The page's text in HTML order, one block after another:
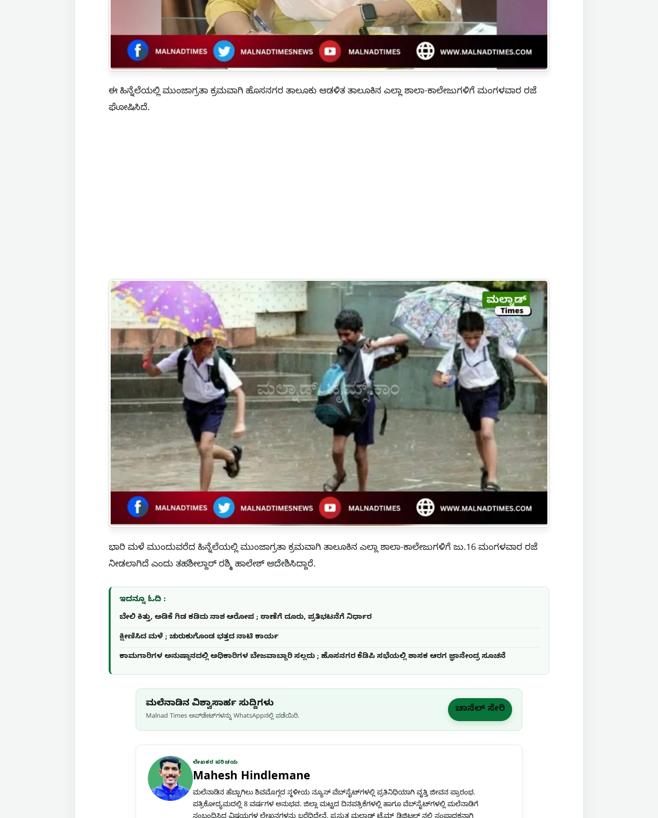
ಈ ಹಿನ್ನೆಲೆಯಲ್ಲಿ ಮುಂಜಾಗ್ರತಾ ಕ್ರಮವಾಗಿ ಹೊಸನಗರ ತಾಲೂಕು ಆಡಳಿತ ತಾಲೂಕಿನ ಎಲ್ಲಾ ಶಾಲಾ-ಕಾಲೇಜುಗಳಿಗೆ ಮಂಗಳವಾರ ರಜೆ
ಘೋಷಿಸಿದೆ.
ಭಾರಿ ಮಳೆ ಮುಂದುವರೆದ ಹಿನ್ನೆಲೆಯಲ್ಲಿ ಮುಂಜಾಗ್ರತಾ ಕ್ರಮವಾಗಿ ತಾಲೂಕಿನ ಎಲ್ಲಾ ಶಾಲಾ-ಕಾಲೇಜುಗಳಿಗೆ ಜು.16 ಮಂಗಳವಾರ ರಜೆ
ನೀಡಲಾಗಿದೆ ಎಂದು ತಹಶೀಲ್ದಾರ್‌ ರಶ್ಮಿ ಹಾಲೇಶ್ ಆದೇಶಿಸಿದ್ದಾರೆ.
ಇದನ್ನೂ ಓದಿ :
ಬೇಲಿ ಕಿತ್ತು, ಅಡಿಕೆ ಗಿಡ ಕಡಿದು ನಾಶ ಆರೋಪ ; ಠಾಣೆಗೆ ದೂರು, ಪ್ರತಿಭಟನೆಗೆ ನಿರ್ಧಾರ
ಕ್ಷೀಣಿಸಿದ ಮಳೆ ; ಚುರುಕುಗೊಂಡ ಭತ್ತದ ನಾಟಿ ಕಾರ್ಯ
ಕಾಮಗಾರಿಗಳ ಅನುಷ್ಠಾನದಲ್ಲಿ ಅಧಿಕಾರಿಗಳ ಬೇಜವಾಬ್ದಾರಿ ಸಲ್ಲದು ; ಹೊಸನಗರ ಕೆಡಿಪಿ ಸಭೆಯಲ್ಲಿ ಶಾಸಕ ಆರಗ ಜ್ಞಾನೇಂದ್ರ ಸೂಚನೆ
ಮಲೆನಾಡಿನ ವಿಶ್ವಾಸಾರ್ಹ ಸುದ್ದಿಗಳು
Malnad Times ಅಪ್‌ಡೇಟ್‌ಗಳನ್ನು WhatsApp‌ನಲ್ಲಿ ಪಡೆಯಿರಿ.
ಚಾನೆಲ್ ಸೇರಿ
ಲೇಖಕರ ಪರಿಚಯ
Mahesh Hindlemane
ಮಲೆನಾಡಿನ ಹೆಬ್ಬಾಗಿಲು ಶಿವಮೊಗ್ಗದ ಸ್ಥಳೀಯ ನ್ಯೂಸ್ ವೆಬ್‌ಸೈಟ್‌ಗಳಲ್ಲಿ ಪ್ರತಿನಿಧಿಯಾಗಿ ವೃತ್ತಿ ಜೀವನ ಪ್ರಾರಂಭ.
ಪತ್ರಿಕೋದ್ಯಮದಲ್ಲಿ 8 ವರ್ಷಗಳ ಅನುಭವ. ಜಿಲ್ಲಾ ಮಟ್ಟದ ದಿನಪತ್ರಿಕೆಗಳಲ್ಲಿ ಹಾಗೂ ವೆಬ್‌ಸೈಟ್‌ಗಳಲ್ಲಿ ಮಲೆನಾಡಿಗೆ